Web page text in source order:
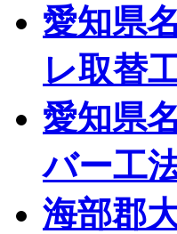
愛知県
レ取替
愛知県
バー工法
海部郡